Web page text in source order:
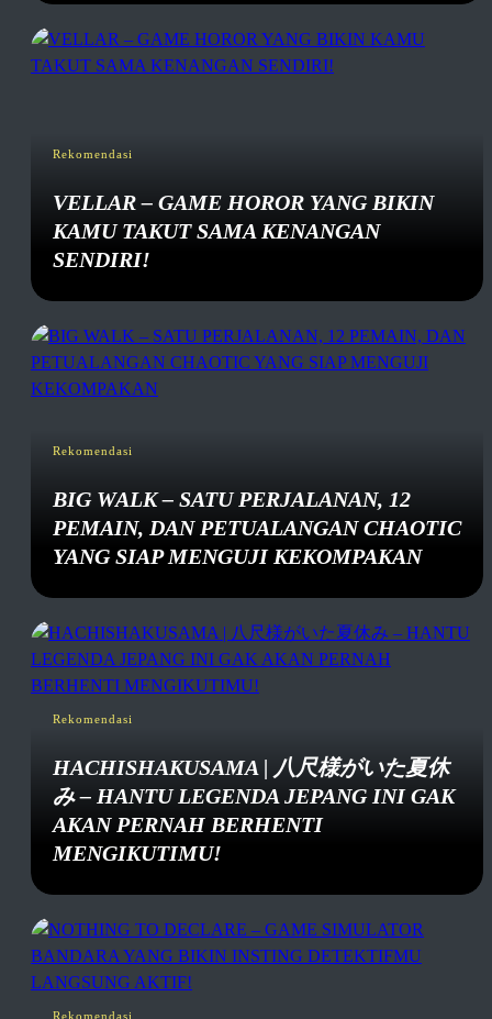
Rekomendasi
VELLAR – GAME HOROR YANG BIKIN
KAMU TAKUT SAMA KENANGAN
SENDIRI!
Rekomendasi
BIG WALK – SATU PERJALANAN, 12
PEMAIN, DAN PETUALANGAN CHAOTIC
YANG SIAP MENGUJI KEKOMPAKAN
Rekomendasi
HACHISHAKUSAMA | 八尺様がいた夏休
み – HANTU LEGENDA JEPANG INI GAK
AKAN PERNAH BERHENTI
MENGIKUTIMU!
Rekomendasi